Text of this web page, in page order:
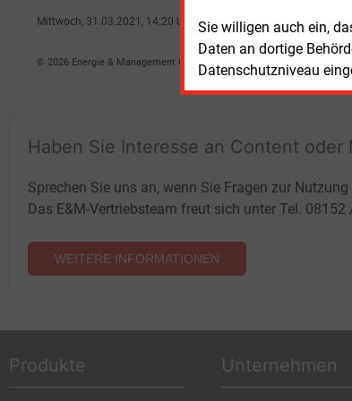
Sie willigen auch ein,
Daten an dortige
Datenschutzniveau
Mittwoch, 31.03.2021, 14:20 Uhr
© 2026 Energie & Management GmbH
Haben Sie Interesse an Content
Sprechen Sie uns an, wenn Sie Fragen zur
Das E&M-Vertriebsteam freut sich unter Tel.
WEITERE INFORMATIONEN
Produkte Unternehmen